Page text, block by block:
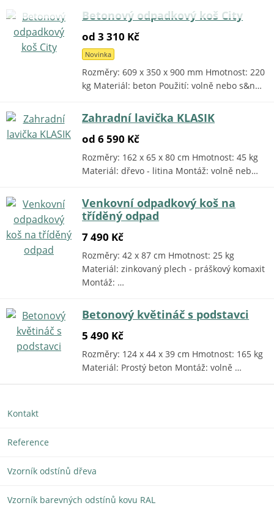
Betonový odpadkový koš City
od 3 310 Kč
Novinka
Rozměry: 609 x 350 x 900 mm Hmotnost: 220
kg Materiál: beton Použití: volně nebo s&n…
Zahradní lavička KLASIK
od 6 590 Kč
Rozměry: 162 x 65 x 80 cm Hmotnost: 45 kg
Materiál: dřevo - litina Montáž: volně neb…
Venkovní odpadkový koš na
tříděný odpad
7 490 Kč
Rozměry: 42 x 87 cm Hmotnost: 25 kg
Materiál: zinkovaný plech - práškový komaxit
Montáž: …
Betonový květináč s podstavci
5 490 Kč
Rozměry: 124 x 44 x 39 cm Hmotnost: 165 kg
Materiál: Prostý beton Montáž: volně …
Kontakt
Reference
Vzorník odstínů dřeva
Vzorník barevných odstínů kovu RAL